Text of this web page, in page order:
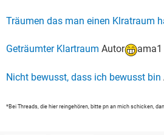
Träumen das man einen Klratraum
Geträumter Klartraum Autor ama1
Nicht bewusst, dass ich bewusst bin
*Bei Threads, die hier reingehören, bitte pn an mich schicken,